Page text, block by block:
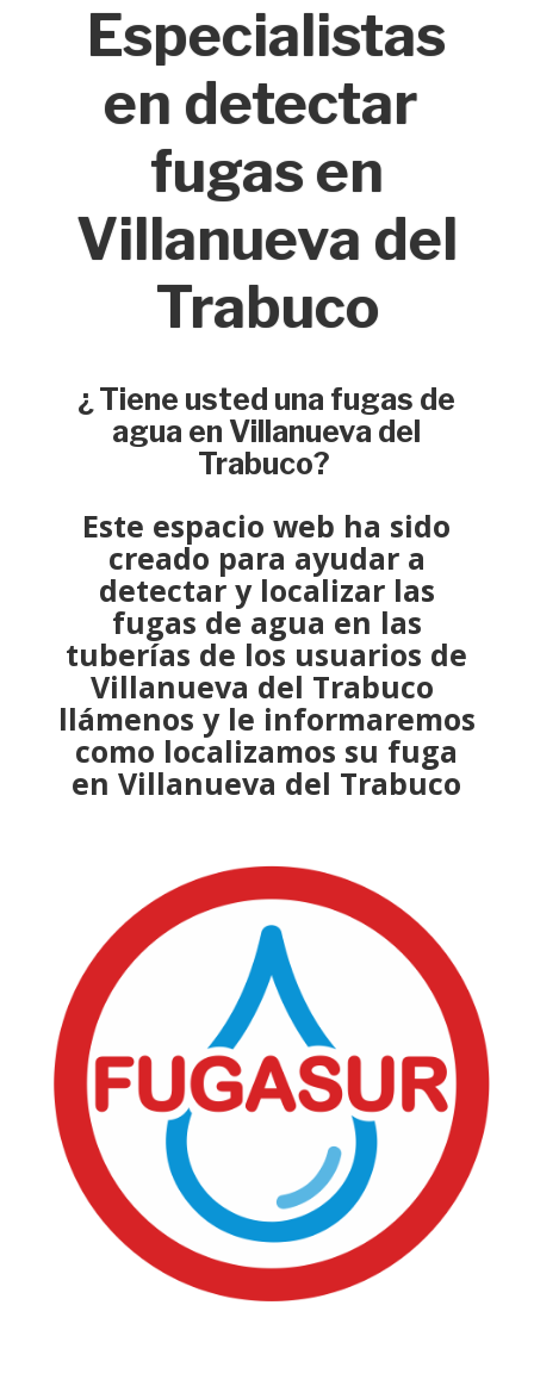
Especialistas
en detectar
fugas en
Villanueva del
Trabuco
¿ Tiene usted una fugas de
agua en Villanueva del
Trabuco?
Este espacio web ha sido
creado para ayudar a
detectar y localizarlas
fugas de agua en las
tuberías de los usuarios de
Villanueva del Trabuco
llámenos y le informaremos
como localizamos su fuga
en Villanueva del Trabuco